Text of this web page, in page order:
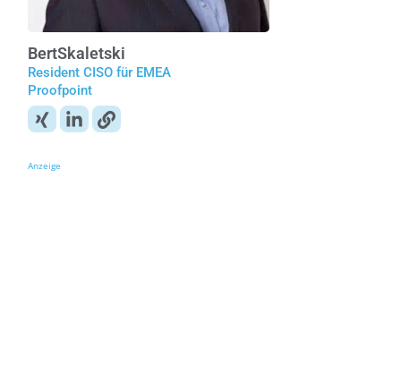
BertSkaletski
Resident CISO für EMEA
Proofpoint
Anzeige